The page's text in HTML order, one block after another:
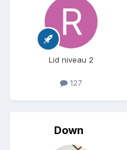
Lid niveau 2
127
Down